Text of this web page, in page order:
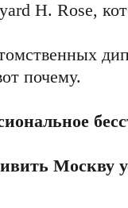
H. Rose,
почему.
Москву